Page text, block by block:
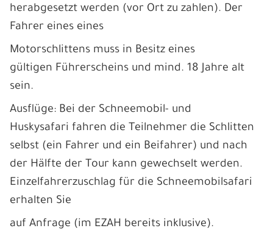
herabgesetzt werden (vor Ort zu zahlen). Der
Fahrer eines eines
Motorschlittens muss in Besitz eines
gültigen Führerscheins und mind. 18 Jahre alt
sein.
Ausflüge: Bei der Schneemobil- und
Huskysafari fahren die Teilnehmer die Schlitten
selbst (ein Fahrer und ein Beifahrer) und nach
der Hälfte der Tour kann gewechselt werden.
Einzelfahrerzuschlag für die Schneemobilsafari
erhalten Sie
auf Anfrage (im EZAH bereits inklusive).